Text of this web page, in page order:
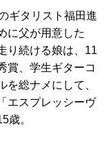
ギタリスト福田進
に父が用意した
り続ける娘は、11
賞、学生ギターコ
を総ナメにして、
エスプレッシーヴ
歳。